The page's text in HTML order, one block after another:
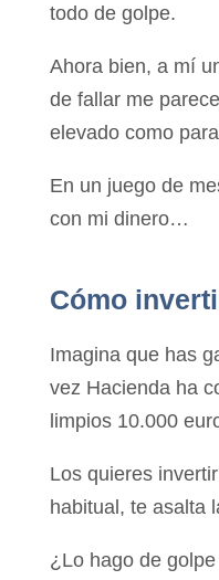
todo de golpe.
Ahora bien, a mí
de fallar me
elevado como
En un juego de
con mi dinero…
Cómo
Imagina que has
vez Hacienda ha
limpios 10.000
Los quieres
habitual, te asalta
¿Lo hago de